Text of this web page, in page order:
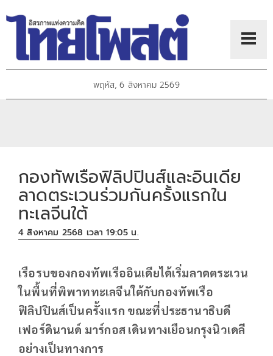
พฤหัส, 6 สิงหาคม 2569
กองทัพเรือฟิลิปปินส์และอินเดีย
ลาดตระเวนร่วมกันครั้งแรกใน
ทะเลจีนใต้
4 สิงหาคม 2568 เวลา 19:05 น.
เรือรบของกองทัพเรืออินเดียได้เริ่มลาดตระเวน
ในพื้นที่พิพาททะเลจีนใต้กับกองทัพเรือ
ฟิลิปปินส์เป็นครั้งแรก ขณะที่ประธานาธิบดี
เฟอร์ดินานด์ มาร์กอส เดินทางเยือนกรุงนิวเดลี
อย่างเป็นทางการ